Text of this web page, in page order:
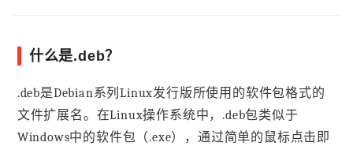
什么是.deb？
.deb是Debian系列Linux发行版所使用的软件包格式的
文件扩展名。在Linux操作系统中，.deb包类似于
Windows中的软件包（.exe），通过简单的鼠标点击即